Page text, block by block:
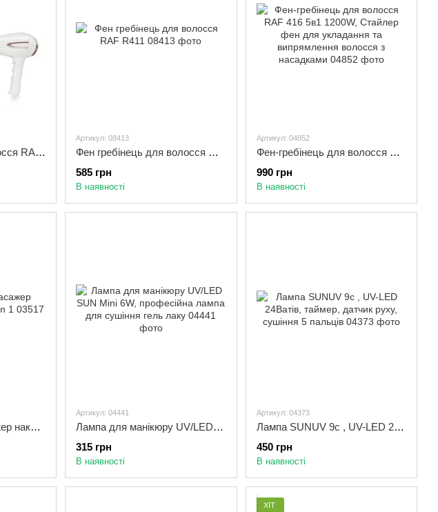
Фен для сушіння волосся RAF R.408B | Електричний фен для волосся
Артикул: 08413
Фен гребінець для волосся RAF R411
585 грн
В наявності
Артикул: 04852
Фен-гребінець для волосся RAF 416 5в1 1200W, Стайлер фен для укладання та випрямлення волосся з насадками
990 грн
В наявності
Автомобільний масажер накидка з підігрівом 5 In 1
Артикул: 04441
Лампа для манікюру UV/LED SUN Mini 6W, професійна лампа для сушіння гель лаку
315 грн
В наявності
Артикул: 04373
Лампа SUNUV 9c , UV-LED 24Ватів, таймер, датчик руху, сушіння 5 пальців
450 грн
В наявності
ХІТ